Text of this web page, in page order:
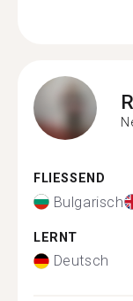
FLIESSEND
Bulgarisch
LERNT
Deutsch